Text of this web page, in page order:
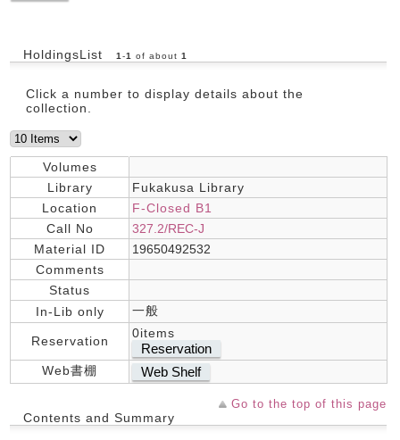
HoldingsList 1 -1 of about 1
Click a number to display details about the
collection.
Volumes
Library
Fukakusa Library
Location
F-Closed B1
Call No
327.2/REC-J
Material ID
19650492532
Comments
Status
In-Lib only
一般
Reservation
0items
Reservation
Web書棚 Web Shelf
Go to the top of this page
Contents and Summary